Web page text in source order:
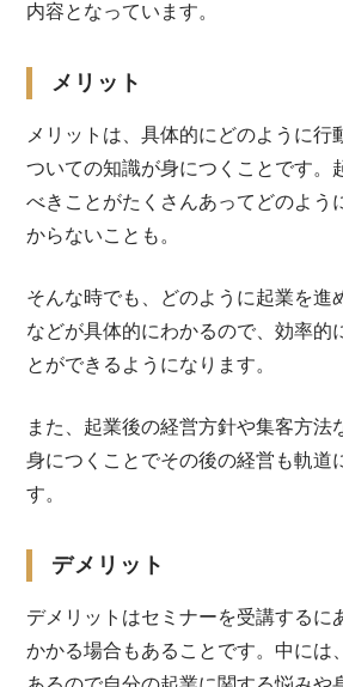
内容となっています。
メリット
メリットは、具体的にどのように行
ついての知識が身につくことです。
べきことがたくさんあってどのよう
からないことも。
そんな時でも、どのように起業を進
などが具体的にわかるので、効率的
とができるようになります。
また、起業後の経営方針や集客方法
身につくことでその後の経営も軌道
す。
デメリット
デメリットはセミナーを受講するに
かかる場合もあることです。中には